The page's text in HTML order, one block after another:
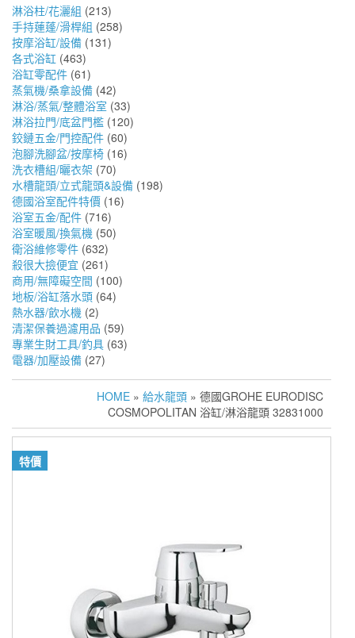
淋浴柱/花灑組 (213)
手持蓮蓬/滑桿組 (258)
按摩浴缸/設備 (131)
各式浴缸 (463)
浴缸零配件 (61)
蒸氣機/桑拿設備 (42)
淋浴/蒸氣/整體浴室 (33)
淋浴拉門/底盆門檻 (120)
鉸鏈五金/門控配件 (60)
泡腳洗腳盆/按摩椅 (16)
洗衣槽組/曬衣架 (70)
水槽龍頭/立式龍頭&設備 (198)
德國浴室配件特價 (16)
浴室五金/配件 (716)
浴室暖風/換氣機 (50)
衛浴維修零件 (632)
殺很大撿便宜 (261)
商用/無障礙空間 (100)
地板/浴缸落水頭 (64)
熱水器/飲水機 (2)
清潔保養過濾用品 (59)
專業生財工具/釣具 (63)
電器/加壓設備 (27)
HOME » 給水龍頭 » 德國GROHE EURODISC
COSMOPOLITAN 浴缸/淋浴龍頭 32831000
特價